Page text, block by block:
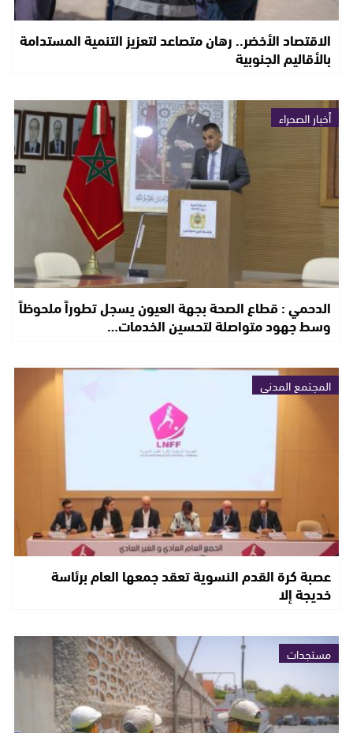
الاقتصاد الأخضر.. رهان متصاعد لتعزيز التنمية المستدامة
بالأقاليم الجنوبية
أخبار الصحراء
الدحمي : قطاع الصحة بجهة العيون يسجل تطوراً ملحوظاً
وسط جهود متواصلة لتحسين الخدمات…
المجتمع المدني
عصبة كرة القدم النسوية تعقد جمعها العام برئاسة
خديجة إلا
مستجدات